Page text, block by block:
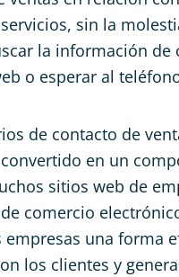
sin la
la información de
o esperar al
de contacto de
en un
sitios web de
comercio
empresas una forma
los clientes y